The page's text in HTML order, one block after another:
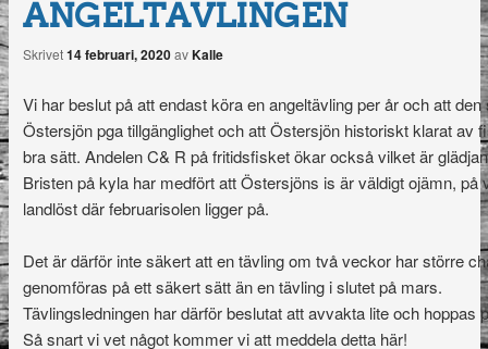
ANGELTÄVLINGEN
Skrivet14 februari, 2020avKalle
Vi har beslut på att endast köra en angeltävling per år och att
Östersjön pga tillgänglighet och att Östersjön historiskt klarat av
bra sätt. Andelen C& R på fritidsfisket ökar också vilket är
Bristen på kyla har medfört att Östersjöns is är väldigt ojämn, på
landlöst där februarisolen ligger på.
Det är därför inte säkert att en tävling om två veckor har större
genomföras på ett säkert sätt än en tävling i slutet på mars.
Tävlingsledningen har därför beslutat att avvakta lite och hoppas
Så snart vi vet något kommer vi att meddela detta här!